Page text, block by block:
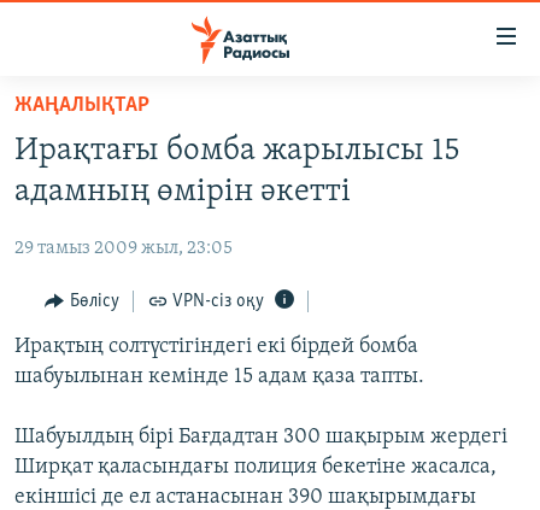
Skip
main
content
to
Navigation
Skip
to
САЯСАТ
ҚАҢТАР ОҚИҒАСЫ
АДАМ ҚҰҚЫҚТАРЫ
ӘЛЕУМЕТ
ӘЛЕМ
АРНАЙЫ ЖОБАЛАР
Русский
ЖАҢАЛЫҚТАР
Ирақтағы бомба жарылысы 15
адамның өмірін әкетті
29 тамыз 2009 жыл, 23:05
Бөлісу VPN-сіз оқу
Ирақтың солтүстігіндегі екі бірдей бомба
шабуылынан кемінде 15 адам қаза тапты.
Шабуылдың бірі Бағдадтан 300 шақырым жердегі
Ширқат қаласындағы полиция бекетіне жасалса,
екіншісі де ел астанасынан 390 шақырымдағы